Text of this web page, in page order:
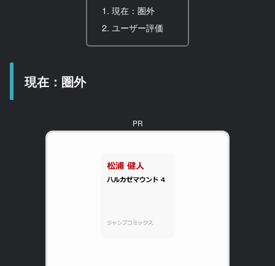
現在：圏外
ユーザー評価
現在：圏外
PR